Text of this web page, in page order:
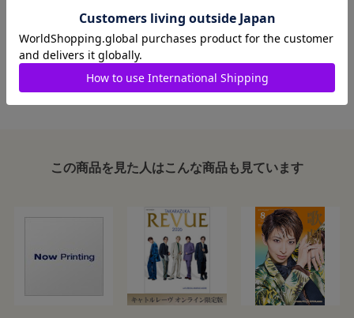
■ブロマイドに不良がございましたら、良品と交換いたしますの
で、お手数ですが弊社カスタマーセンターへご連絡ください。
この商品を見た人はこんな商品も見ています